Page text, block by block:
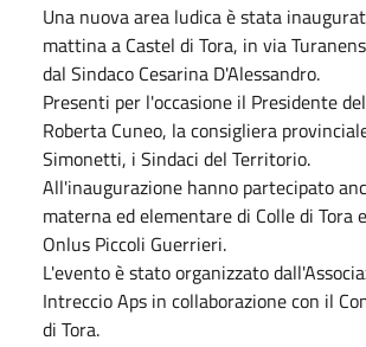
Una nuova area ludica è stata
mattina a Castel di Tora, in via
dal Sindaco Cesarina D'Alessandro.
Presenti per l'occasione il Presidente
Roberta Cuneo, la consigliera
Simonetti, i Sindaci del Territorio.
All'inaugurazione hanno partecipato
materna ed elementare di Colle di Tora
Onlus Piccoli Guerrieri.
L'evento è stato organizzato
Intreccio Aps in collaborazione con il
di Tora.